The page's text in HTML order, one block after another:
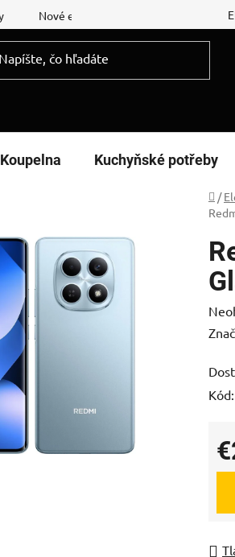
Nové energetické štítky
Koupelna Kuchyňské potřeby
/
je
0,0
Kód: